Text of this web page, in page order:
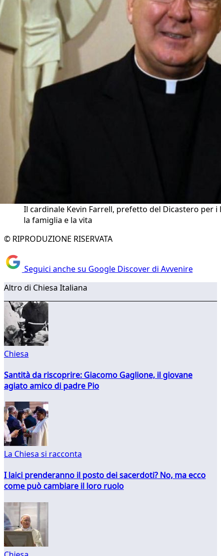
Il cardinale Kevin Farrell, prefetto del Dicastero per i
la famiglia e la vita
© RIPRODUZIONE RISERVATA
Seguici anche su Google Discover di Avvenire
Altro di Chiesa Italiana
Chiesa
Santità da riscoprire: Giacomo Gaglione, il giovane
agiato amico di padre Pio
La Chiesa si racconta
I laici prenderanno il posto dei sacerdoti? No, ma ecco
come può cambiare il loro ruolo